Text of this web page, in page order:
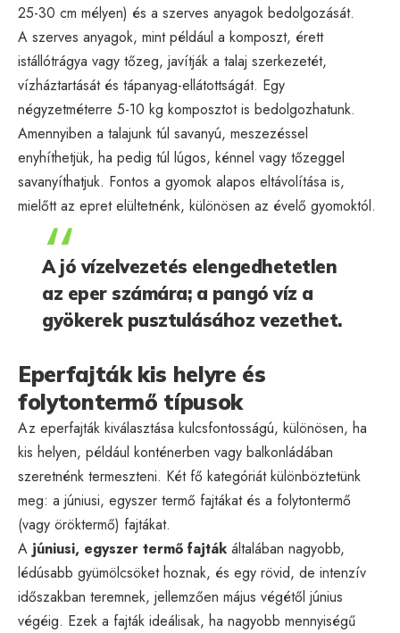
25-30 cm mélyen) és a szerves anyagok bedolgozását.
A szerves anyagok, mint például a komposzt, érett
istállótrágya vagy tőzeg, javítják a talaj szerkezetét,
vízháztartását és tápanyag-ellátottságát. Egy
négyzetméterre 5-10 kg komposztot is bedolgozhatunk.
Amennyiben a talajunk túl savanyú, meszezéssel
enyhíthetjük, ha pedig túl lúgos, kénnel vagy tőzeggel
savanyíthatjuk. Fontos a gyomok alapos eltávolítása is,
mielőtt az epret elültetnénk, különösen az évelő gyomoktól.
A jó vízelvezetés elengedhetetlen
az eper számára; a pangó víz a
gyökerek pusztulásához vezethet.
Eperfajták kis helyre és
folytontermő típusok
Az eperfajták kiválasztása kulcsfontosságú, különösen, ha
kis helyen, például konténerben vagy balkonládában
szeretnénk termeszteni. Két fő kategóriát különböztetünk
meg: a júniusi, egyszer termő fajtákat és a folytontermő
(vagy öröktermő) fajtákat.
A júniusi, egyszer termő fajták általában nagyobb,
lédúsabb gyümölcsöket hoznak, és egy rövid, de intenzív
időszakban teremnek, jellemzően május végétől június
végéig. Ezek a fajták ideálisak, ha nagyobb mennyiségű